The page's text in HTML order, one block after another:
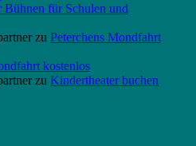
Bühnen für Schulen und
zu Peterchens Mondfahrt
kostenlos
zu Kindertheater buchen